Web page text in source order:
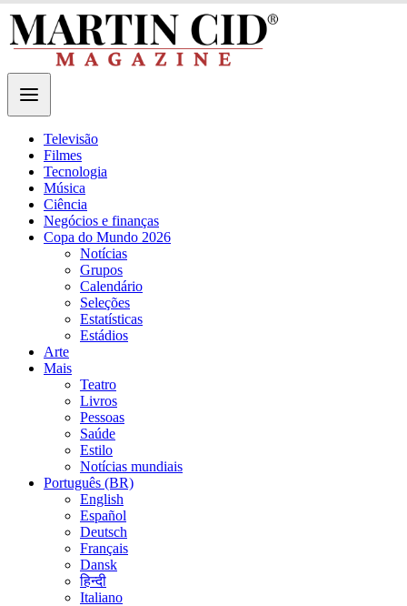
Televisão
Filmes
Tecnologia
Música
Ciência
Negócios e finanças
Copa do Mundo 2026
Notícias
Grupos
Calendário
Seleções
Estatísticas
Estádios
Arte
Mais
Teatro
Livros
Pessoas
Saúde
Estilo
Notícias mundiais
Português (BR)
English
Español
Deutsch
Français
Dansk
हिन्दी
Italiano